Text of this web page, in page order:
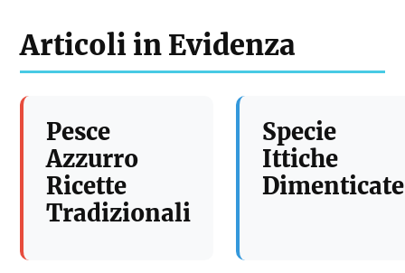
Articoli in Evidenza
Pesce
Azzurro
Ricette
Tradizionali
Specie
Ittiche
Dimenticate